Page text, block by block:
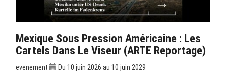
Mexique Sous Pression Américaine : Les
Cartels Dans Le Viseur (ARTE Reportage)
evenement
Du 10 juin 2026 au 10 juin 2029